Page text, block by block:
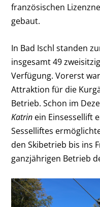
französischen
gebaut.
In Bad Ischl standen
insgesamt 49
Verfügung. Vorerst
Attraktion für die
Betrieb. Schon im
Katrin ein Einsessellift
Sesselliftes
den Skibetrieb bis ins
ganzjährigen Betrieb